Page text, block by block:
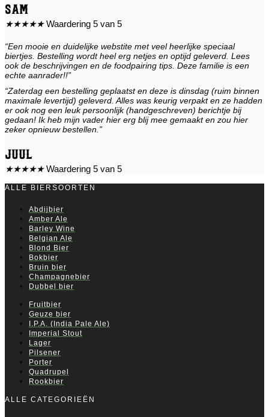
Sam
★★★★★ Waardering 5 van 5
“Een mooie en duidelijke webstite met veel heerlijke speciaal
biertjes. Bestelling wordt heel erg netjes en optijd geleverd. Lees
ook de beschrijvingen en de foodpairing tips. Deze familie is een
echte aanrader!!”
“Zaterdag een bestelling geplaatst en deze is dinsdag (ruim binnen
maximale levertijd) geleverd. Alles was keurig verpakt en ze hadden
er ook nog een leuk persoonlijk (handgeschreven) berichtje bij
gedaan! Ik heb mijn vader hier erg blij mee gemaakt en zou hier
zeker opnieuw bestellen.”
Juul
★★★★★ Waardering 5 van 5
ALLE BIERSOORTEN
Abdijbier
Amber Ale
Barley Wine
Belgian Ale
Blond Bier
Bokbier
Bruin bier
Champagnebier
Dubbel bier
Fruitbier
Geuze bier
I.P.A. (India Pale Ale)
Imperial Stout
Lager
Pilsener
Porter
Quadrupel
Rookbier
ALLE CATEGORIEËN